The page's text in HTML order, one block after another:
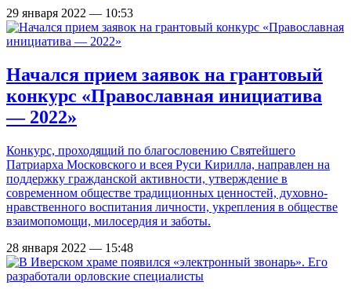
29 января 2022 — 10:53
Начался прием заявок на грантовый
конкурс «Православная инициатива
— 2022»
Конкурс, проходящий по благословению Святейшего
Патриарха Московского и всея Руси Кирилла, направлен на
поддержку гражданской активности, утверждение в
современном обществе традиционных ценностей, духовно-
нравственного воспитания личности, укрепления в обществе
взаимопомощи, милосердия и заботы.
28 января 2022 — 15:48